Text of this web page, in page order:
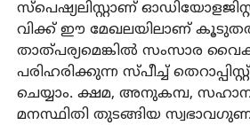
സ്‌പെഷ്യലിസ്റ്റാണ്
വിക്ക് ഈ മേഖലയിലാണ്
താത്പര്യമെങ്കിൽ സംസാര
പരിഹരിക്കുന്ന സ്പീച്ച്
ചെയ്യാം. ക്ഷമ, അനുകമ്പ,
മനസ്ഥിതി തുടങ്ങിയ